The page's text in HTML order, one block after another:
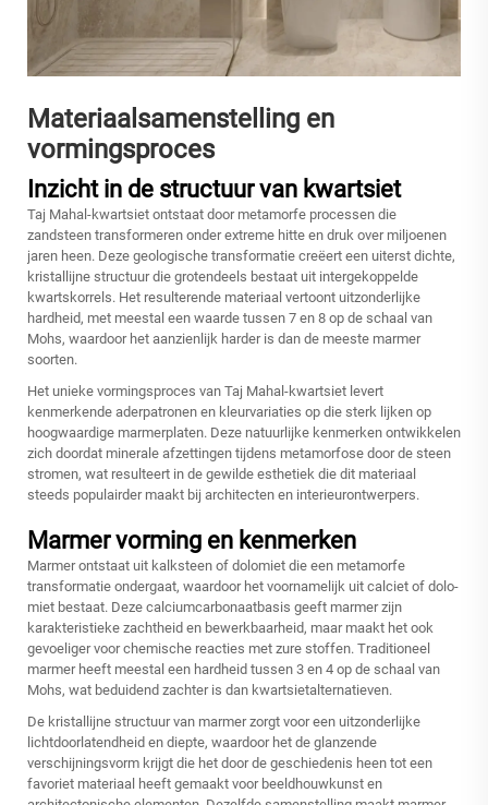
Materiaalsamenstelling en
vormingsproces
Inzicht in de structuur van kwartsiet
Taj Mahal-kwartsiet ontstaat door metamorfe processen die
zandsteen transformeren onder extreme hitte en druk over miljoenen
jaren heen. Deze geologische transformatie creëert een uiterst dichte,
kristallijne structuur die grotendeels bestaat uit intergekoppelde
kwartskorrels. Het resulterende materiaal vertoont uitzonderlijke
hardheid, met meestal een waarde tussen 7 en 8 op de schaal van
Mohs, waardoor het aanzienlijk harder is dan de meeste marmer
soorten.
Het unieke vormingsproces van Taj Mahal-kwartsiet levert
kenmerkende aderpatronen en kleurvariaties op die sterk lijken op
hoogwaardige marmerplaten. Deze natuurlijke kenmerken ontwikkelen
zich doordat minerale afzettingen tijdens metamorfose door de steen
stromen, wat resulteert in de gewilde esthetiek die dit materiaal
steeds populairder maakt bij architecten en interieurontwerpers.
Marmer vorming en kenmerken
Marmer ontstaat uit kalksteen of dolo­miet die een metamorfe
transformatie ondergaat, waardoor het voornamelijk uit calciet of dolo­
miet bestaat. Deze calciumcarbonaatbasis geeft marmer zijn
karakteristieke zachtheid en bewerkbaarheid, maar maakt het ook
gevoeliger voor chemische reacties met zure stoffen. Traditioneel
marmer heeft meestal een hardheid tussen 3 en 4 op de schaal van
Mohs, wat beduidend zachter is dan kwartsietalternatieven.
De kristallijne structuur van marmer zorgt voor een uitzonderlijke
lichtdoorlatendheid en diepte, waardoor het de glanzende
verschijningsvorm krijgt die het door de geschiedenis heen tot een
favoriet materiaal heeft gemaakt voor beeldhouwkunst en